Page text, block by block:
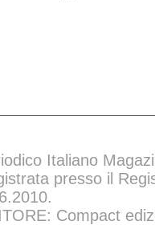
Italiano
presso il
Compact